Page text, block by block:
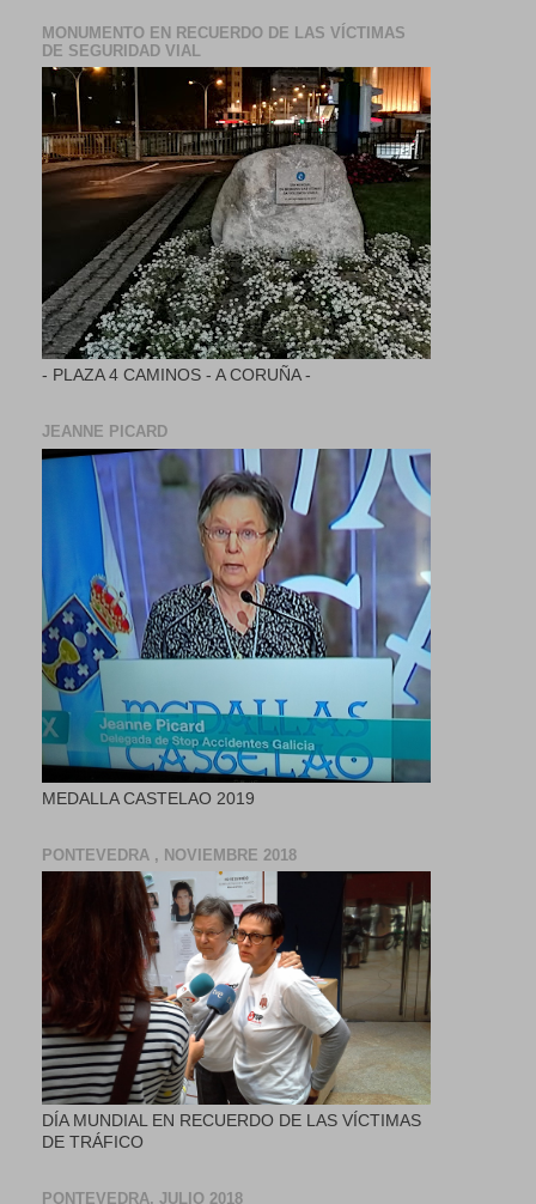
MONUMENTO EN RECUERDO DE LAS VÍCTIMAS
DE SEGURIDAD VIAL
- PLAZA 4 CAMINOS - A CORUÑA -
JEANNE PICARD
MEDALLA CASTELAO 2019
PONTEVEDRA , NOVIEMBRE 2018
DÍA MUNDIAL EN RECUERDO DE LAS VÍCTIMAS
DE TRÁFICO
PONTEVEDRA, JULIO 2018